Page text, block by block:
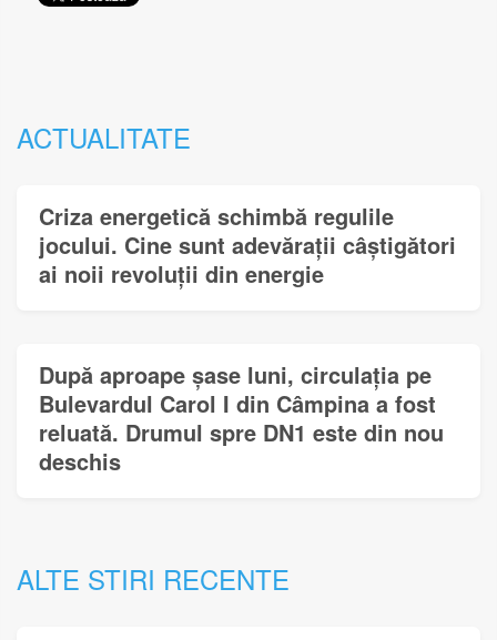
ACTUALITATE
Criza energetică schimbă regulile
jocului. Cine sunt adevărații câștigători
ai noii revoluții din energie
După aproape șase luni, circulația pe
Bulevardul Carol I din Câmpina a fost
reluată. Drumul spre DN1 este din nou
deschis
ALTE STIRI RECENTE